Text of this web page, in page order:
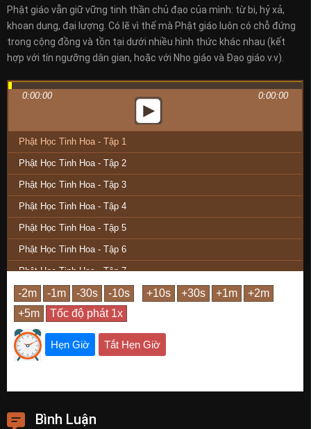
Phật giáo vẫn giữ vững tinh thần chủ đạo của mình: từ bi, hỷ xả,
khoan dung, đại lượng. Có lẽ vì thế mà Phật giáo luôn có chỗ đứng
trong cộng đồng và tồn tại dưới nhiều hình thức khác nhau (kết
hợp với tín ngưỡng dân gian, hoặc với Nho giáo và Đạo giáo.v.v).
0:00:00 0:00:00
Phật Học Tinh Hoa - Tập 1
Phật Học Tinh Hoa - Tập 2
Phật Học Tinh Hoa - Tập 3
Phật Học Tinh Hoa - Tập 4
Phật Học Tinh Hoa - Tập 5
Phật Học Tinh Hoa - Tập 6
Phật Học Tinh Hoa - Tập 7
Phật Học Tinh Hoa - Tập 8
Phật Học Tinh Hoa - Tập 9 (Hết)
Hẹn Giờ Tắt Hẹn Giờ
Bình Luận